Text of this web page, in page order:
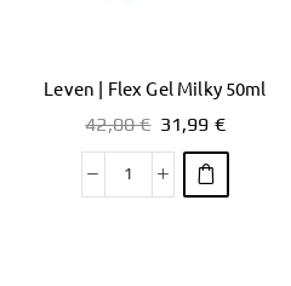
Leven | Flex Gel Milky 50ml
42,00€ 31,99 €